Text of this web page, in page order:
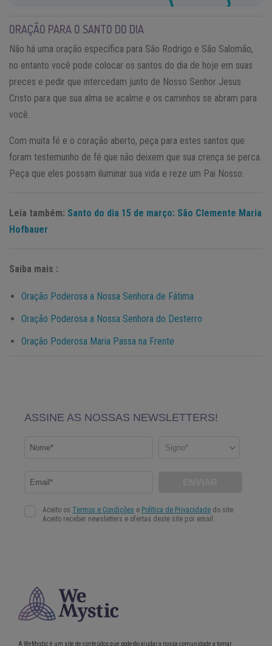
ORAÇÃO PARA O SANTO DO DIA
Não há uma oração específica para São Rodrigo e São Salomão,
no entanto você pode colocar os santos do dia de hoje em suas
preces e pedir que intercedam junto de Nosso Senhor Jesus
Cristo para que sua alma se acalme e os caminhos se abram para
você.
Com muita fé e o coração aberto, peça para estes santos que
foram testemunho de fé que não deixem que sua crença se perca.
Peça que eles possam iluminar sua vida e reze um Pai Nosso.
Leia também: Santo do dia 15 de março: São Clemente Maria
Hofbauer
Saiba mais :
Oração Poderosa a Nossa Senhora de Fátima
Oração Poderosa a Nossa Senhora do Desterro
Oração Poderosa Maria Passa na Frente
A WeMystic é um site de conteúdos que poderão ajudar a nossa comunidade a tomar